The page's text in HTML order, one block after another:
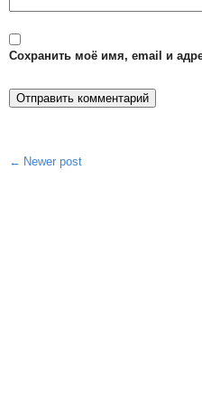
Сохранить моё имя, email и
Post
Newer post